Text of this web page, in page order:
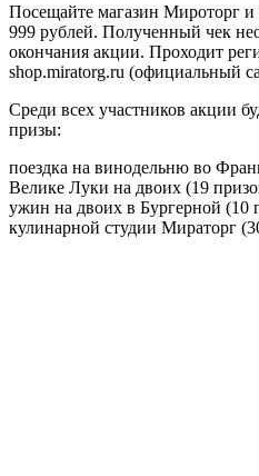
Посещайте магазин Мироторг и
999 рублей. Полученный чек
окончания акции. Проходит
shop.miratorg.ru (официальный
Среди всех участников акции
призы:
поездка на винодельню во
Велике Луки на двоих (19
ужин на двоих в Бургерной (10
кулинарной студии Мираторг